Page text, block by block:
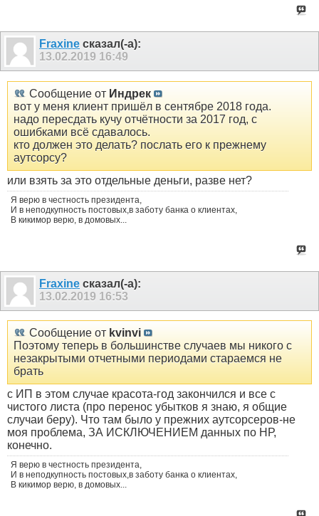
Fraxine сказал(-а):
13.02.2019 16:49
Сообщение от Индрек
вот у меня клиент пришёл в сентябре 2018 года.
надо пересдать кучу отчётности за 2017 год, с
ошибками всё сдавалось.
кто должен это делать? послать его к прежнему
аутсорсу?
или взять за это отдельные деньги, разве нет?
Я верю в честность президента,
И в неподкупность постовых,в заботу банка о клиентах,
В кикимор верю, в домовых...
Fraxine сказал(-а):
13.02.2019 16:53
Сообщение от kvinvi
Поэтому теперь в большинстве случаев мы никого с
незакрытыми отчетными периодами стараемся не
брать
с ИП в этом случае красота-год закончился и все с
чистого листа (про перенос убытков я знаю, я общие
случаи беру). Что там было у прежних аутсорсеров-не
моя проблема, ЗА ИСКЛЮЧЕНИЕМ данных по НР,
конечно.
Я верю в честность президента,
И в неподкупность постовых,в заботу банка о клиентах,
В кикимор верю, в домовых...